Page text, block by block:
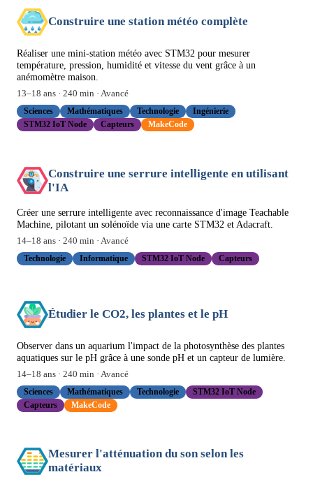
Construire une station météo complète
Réaliser une mini-station météo avec STM32 pour mesurer
température, pression, humidité et vitesse du vent grâce à un
anémomètre maison.
13–18 ans · 240 min · Avancé
Sciences
Mathématiques Technologie
Ingénierie
STM32 IoT Node
Capteurs MakeCode
Construire une serrure intelligente en utilisant
l'IA
Créer une serrure intelligente avec reconnaissance d'image Teachable
Machine, pilotant un solénoïde via une carte STM32 et Adacraft.
14–18 ans · 240 min · Avancé
Technologie
Informatique STM32 IoT Node Capteurs
Étudier le CO2, les plantes et le pH
Observer dans un aquarium l'impact de la photosynthèse des plantes
aquatiques sur le pH grâce à une sonde pH et un capteur de lumière.
14–18 ans · 240 min · Avancé
Sciences
Mathématiques Technologie
STM32 IoT Node
Capteurs
MakeCode
Mesurer l'atténuation du son selon les
matériaux